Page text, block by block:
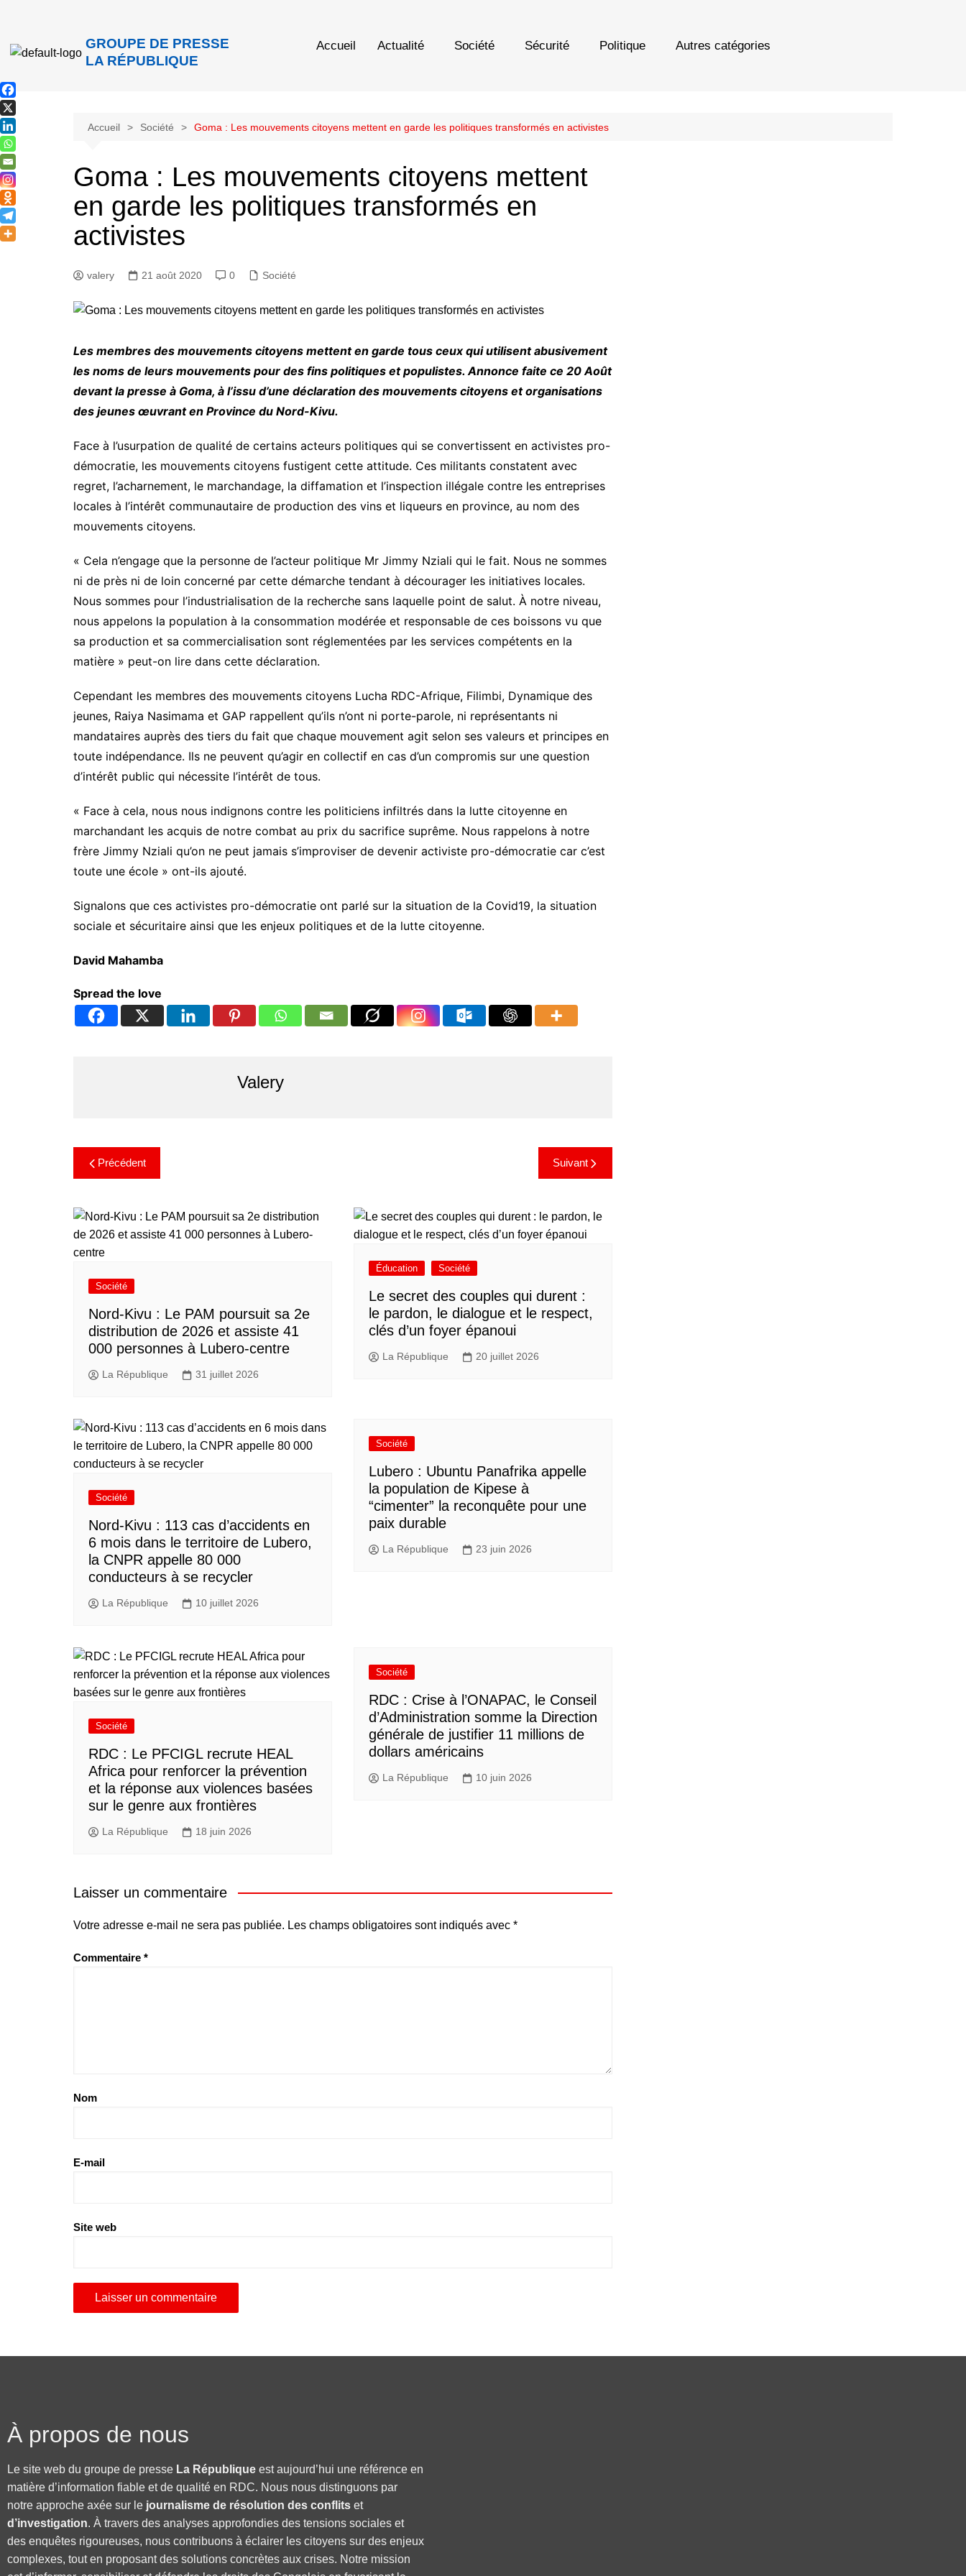
GROUPE DE PRESSE
LA RÉPUBLIQUE
Accueil Actualité Société Sécurité Politique Autres catégories
Accueil Société Goma : Les mouvements citoyens mettent en garde les politiques transformés en activistes
Goma : Les mouvements citoyens mettent
en garde les politiques transformés en
activistes
valery 21 août 2020 0 Société
Les membres des mouvements citoyens mettent en garde tous ceux qui utilisent abusivement
les noms de leurs mouvements pour des fins politiques et populistes. Annonce faite ce 20 Août
devant la presse à Goma, à l’issu d’une déclaration des mouvements citoyens et organisations
des jeunes œuvrant en Province du Nord-Kivu.
Face à l’usurpation de qualité de certains acteurs politiques qui se convertissent en activistes pro-
démocratie, les mouvements citoyens fustigent cette attitude. Ces militants constatent avec
regret, l’acharnement, le marchandage, la diffamation et l’inspection illégale contre les entreprises
locales à l’intérêt communautaire de production des vins et liqueurs en province, au nom des
mouvements citoyens.
« Cela n’engage que la personne de l’acteur politique Mr Jimmy Nziali qui le fait. Nous ne sommes
ni de près ni de loin concerné par cette démarche tendant à décourager les initiatives locales.
Nous sommes pour l’industrialisation de la recherche sans laquelle point de salut. À notre niveau,
nous appelons la population à la consommation modérée et responsable de ces boissons vu que
sa production et sa commercialisation sont réglementées par les services compétents en la
matière » peut-on lire dans cette déclaration.
Cependant les membres des mouvements citoyens Lucha RDC-Afrique, Filimbi, Dynamique des
jeunes, Raiya Nasimama et GAP rappellent qu’ils n’ont ni porte-parole, ni représentants ni
mandataires auprès des tiers du fait que chaque mouvement agit selon ses valeurs et principes en
toute indépendance. Ils ne peuvent qu’agir en collectif en cas d’un compromis sur une question
d’intérêt public qui nécessite l’intérêt de tous.
« Face à cela, nous nous indignons contre les politiciens infiltrés dans la lutte citoyenne en
marchandant les acquis de notre combat au prix du sacrifice suprême. Nous rappelons à notre
frère Jimmy Nziali qu’on ne peut jamais s’improviser de devenir activiste pro-démocratie car c’est
toute une école » ont-ils ajouté.
Signalons que ces activistes pro-démocratie ont parlé sur la situation de la Covid19, la situation
sociale et sécuritaire ainsi que les enjeux politiques et de la lutte citoyenne.
David Mahamba
Spread the love
Valery
Précédent Suivant
Société
Nord-Kivu : Le PAM poursuit sa 2e
distribution de 2026 et assiste 41
000 personnes à Lubero-centre
La République 31 juillet 2026
Éducation Société
Le secret des couples qui durent :
le pardon, le dialogue et le respect,
clés d’un foyer épanoui
La République 20 juillet 2026
Société
Nord-Kivu : 113 cas d’accidents en
6 mois dans le territoire de Lubero,
la CNPR appelle 80 000
conducteurs à se recycler
La République 10 juillet 2026
Société
Lubero : Ubuntu Panafrika appelle
la population de Kipese à
“cimenter” la reconquête pour une
paix durable
La République 23 juin 2026
Société
RDC : Le PFCIGL recrute HEAL
Africa pour renforcer la prévention
et la réponse aux violences basées
sur le genre aux frontières
La République 18 juin 2026
Société
RDC : Crise à l’ONAPAC, le Conseil
d’Administration somme la Direction
générale de justifier 11 millions de
dollars américains
La République 10 juin 2026
Laisser un commentaire
Votre adresse e-mail ne sera pas publiée. Les champs obligatoires sont indiqués avec *
Commentaire *
Nom
E-mail
Site web
À propos de nous
Le site web du groupe de presse La République est aujourd’hui une référence en
matière d’information fiable et de qualité en RDC. Nous nous distinguons par
notre approche axée sur le journalisme de résolution des conflits et
d’investigation. À travers des analyses approfondies des tensions sociales et
des enquêtes rigoureuses, nous contribuons à éclairer les citoyens sur des enjeux
complexes, tout en proposant des solutions concrètes aux crises. Notre mission